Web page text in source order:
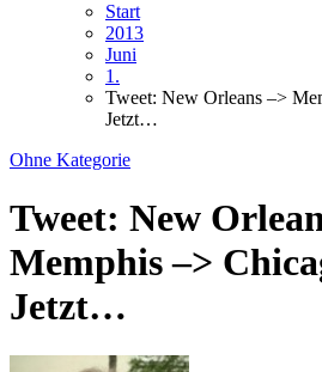
Start
2013
Juni
1.
Tweet: New Orleans –>
Jetzt…
Ohne Kategorie
Tweet: New
Memphis –>
Jetzt…